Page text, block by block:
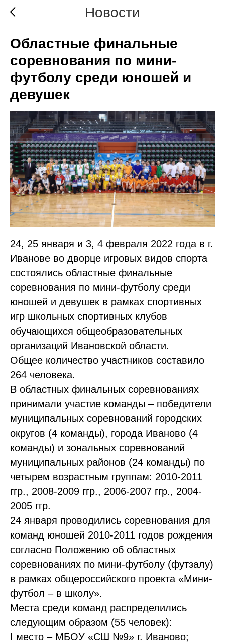
Новости
Областные финальные
соревнования по мини-
футболу среди юношей и
девушек
24, 25 января и 3, 4 февраля 2022 года в г.
Иванове во дворце игровых видов спорта
состоялись областные финальные
соревнования по мини-футболу среди
юношей и девушек в рамках спортивных
игр школьных спортивных клубов
обучающихся общеобразовательных
организаций Ивановской области.
Общее количество участников составило
264 человека.
В областных финальных соревнованиях
принимали участие команды – победители
муниципальных соревнований городских
округов (4 команды), города Иваново (4
команды) и зональных соревнований
муниципальных районов (24 команды) по
четырем возрастным группам: 2010-2011
ггр., 2008-2009 ггр., 2006-2007 ггр., 2004-
2005 ггр.
24 января проводились соревнования для
команд юношей 2010-2011 годов рождения
согласно Положению об областных
соревнованиях по мини-футболу (футзалу)
в рамках общероссийского проекта «Мини-
футбол – в школу».
Места среди команд распределились
следующим образом (55 человек):
I место – МБОУ «СШ №9» г. Иваново;